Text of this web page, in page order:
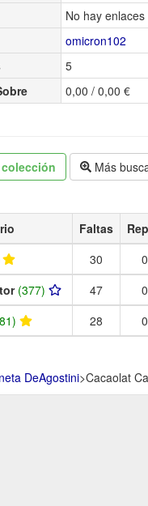
No hay enlaces
omicron102
5
0,00 / 0,00 €
Más
Faltas
30 0
(377) 47 0
28 0
DeAgostini>Cacaolat